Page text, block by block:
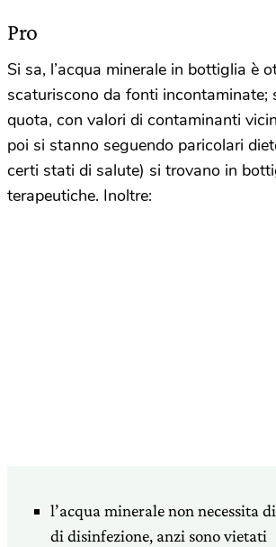
Pro
Si sa, l’acqua minerale in bottiglia è
scaturiscono da fonti incontaminate;
quota, con valori di contaminanti
poi si stanno seguendo paricolari
certi stati di salute) si trovano in
terapeutiche. Inoltre:
l’acqua minerale non necessita
di disinfezione, anzi sono vietati